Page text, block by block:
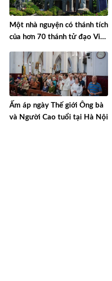
Một nhà nguyện có thánh tích
của hơn 70 thánh tử đạo Việt
Ấm áp ngày Thế giới Ông bà
và Người Cao tuổi tại Hà Nội